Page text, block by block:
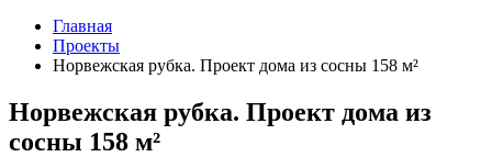
Главная
Проекты
Норвежская рубка. Проект дома из сосны 158 м²
Норвежская рубка. Проект дома из
сосны 158 м²